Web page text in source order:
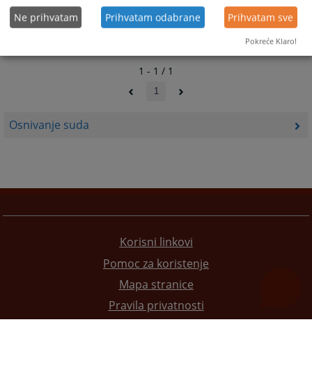
Osnivanje suda
changing
dates.
changing
dates.
1 - 1 / 1
1
Korisni linkovi
Pomoc za koristenje
Mapa stranice
Pravila privatnosti
Ne prihvatam Prihvatam odabrane Prihvatam sve
Pokreće Klaro!